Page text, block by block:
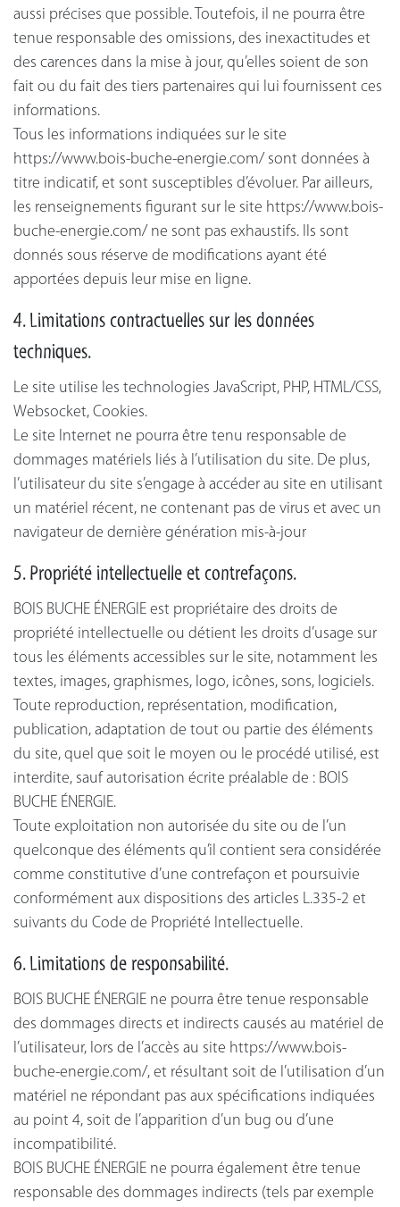
aussi précises que possible. Toutefois, il ne pourra être
tenue responsable des omissions, des inexactitudes et
des carences dans la mise à jour, qu’elles soient de son
fait ou du fait des tiers partenaires qui lui fournissent ces
informations.
Tous les informations indiquées sur le site
https://www.bois-buche-energie.com/ sont données à
titre indicatif, et sont susceptibles d’évoluer. Par ailleurs,
les renseignements figurant sur le site https://www.bois-
buche-energie.com/ ne sont pas exhaustifs. Ils sont
donnés sous réserve de modifications ayant été
apportées depuis leur mise en ligne.
4. Limitations contractuelles sur les données
techniques.
Le site utilise les technologies JavaScript, PHP, HTML/CSS,
Websocket, Cookies.
Le site Internet ne pourra être tenu responsable de
dommages matériels liés à l’utilisation du site. De plus,
l’utilisateur du site s’engage à accéder au site en utilisant
un matériel récent, ne contenant pas de virus et avec un
navigateur de dernière génération mis-à-jour
5. Propriété intellectuelle et contrefaçons.
BOIS BUCHE ÉNERGIE est propriétaire des droits de
propriété intellectuelle ou détient les droits d’usage sur
tous les éléments accessibles sur le site, notamment les
textes, images, graphismes, logo, icônes, sons, logiciels.
Toute reproduction, représentation, modification,
publication, adaptation de tout ou partie des éléments
du site, quel que soit le moyen ou le procédé utilisé, est
interdite, sauf autorisation écrite préalable de : BOIS
BUCHE ÉNERGIE.
Toute exploitation non autorisée du site ou de l’un
quelconque des éléments qu’il contient sera considérée
comme constitutive d’une contrefaçon et poursuivie
conformément aux dispositions des articles L.335-2 et
suivants du Code de Propriété Intellectuelle.
6. Limitations de responsabilité.
BOIS BUCHE ÉNERGIE ne pourra être tenue responsable
des dommages directs et indirects causés au matériel de
l’utilisateur, lors de l’accès au site https://www.bois-
buche-energie.com/, et résultant soit de l’utilisation d’un
matériel ne répondant pas aux spécifications indiquées
au point 4, soit de l’apparition d’un bug ou d’une
incompatibilité.
BOIS BUCHE ÉNERGIE ne pourra également être tenue
responsable des dommages indirects (tels par exemple